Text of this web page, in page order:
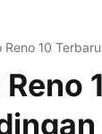
Reno 10